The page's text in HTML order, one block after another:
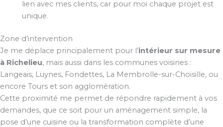
lien avec mes clients, car pour moi chaque projet est
unique.
Zone d’intervention
Je me déplace principalement pour l’intérieur sur mesure
à Richelieu, mais aussi dans les communes voisines :
Langeais, Luynes, Fondettes, La Membrolle-sur-Choisille, ou
encore Tours et son agglomération.
Cette proximité me permet de répondre rapidement à vos
demandes, que ce soit pour un aménagement simple, la
pose d’une cuisine ou la transformation complète d’une